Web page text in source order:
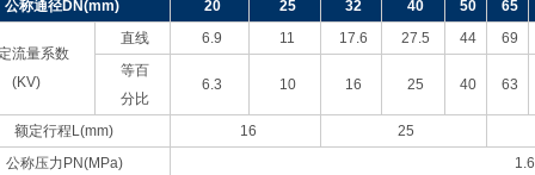
公称通径DN(mm) 20 25 32 40 50 65
流量系数
(KV)
直线 6.9 11 17.6 27.5 44
69
等百
分比
6.3 10 16 25 40 63
额定行程L(mm) 16
25
公称压力PN(MPa)